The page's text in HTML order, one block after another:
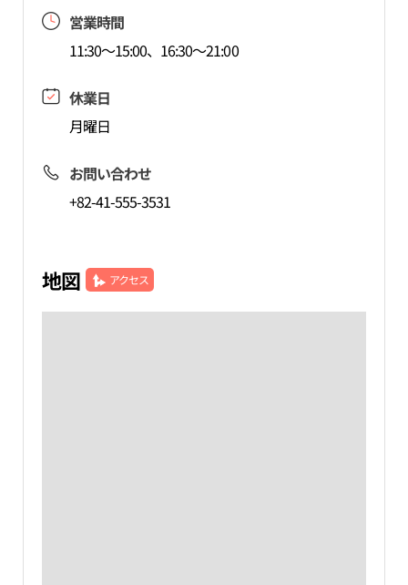
営業時間
11:30～15:00、16:30～21:00
休業日
月曜日
お問い合わせ
+82-41-555-3531
地図 アクセス